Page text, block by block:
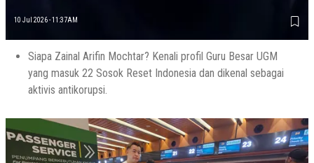
Indonesia
10 Jul 2026 - 11:37AM
Siapa Zainal Arifin Mochtar? Kenali profil Guru Besar UGM
yang masuk 22 Sosok Reset Indonesia dan dikenal sebagai
aktivis antikorupsi.